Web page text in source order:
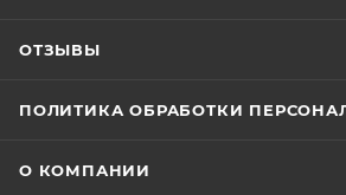
ОТЗЫВЫ
ПОЛИТИКА ОБРАБОТКИ
О КОМПАНИИ